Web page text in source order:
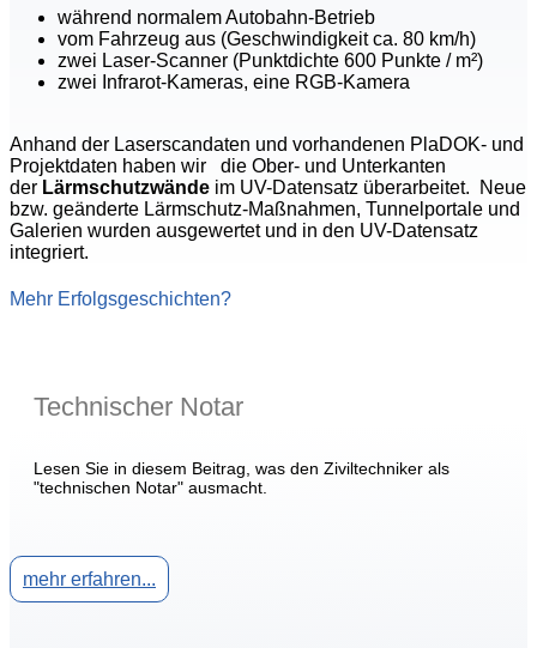
während normalem Autobahn-Betrieb
vom Fahrzeug aus (Geschwindigkeit ca. 80 km/h)
zwei Laser-Scanner (Punktdichte 600 Punkte / m²)
zwei Infrarot-Kameras, eine RGB-Kamera
Anhand der Laserscandaten und vorhandenen PlaDOK- und
Projektdaten haben wir die Ober- und Unterkanten
der Lärmschutzwände im UV-Datensatz überarbeitet. Neue
bzw. geänderte Lärmschutz-Maßnahmen, Tunnelportale und
Galerien wurden ausgewertet und in den UV-Datensatz
integriert.
Mehr Erfolgsgeschichten?
Technischer Notar
Lesen Sie in diesem Beitrag, was den Ziviltechniker als
"technischen Notar" ausmacht.
mehr erfahren...